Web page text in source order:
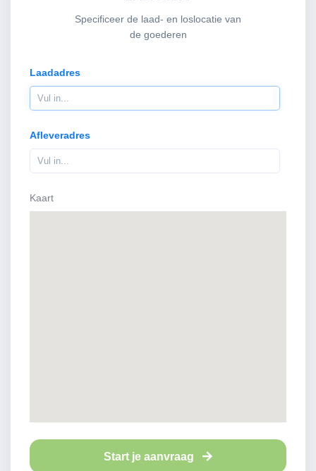
Specificeer de laad- en loslocatie van
de goederen
Laadadres
Afleveradres
Kaart
Start je aanvraag